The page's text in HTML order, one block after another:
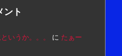
ント
いうか。。。 に たぁー